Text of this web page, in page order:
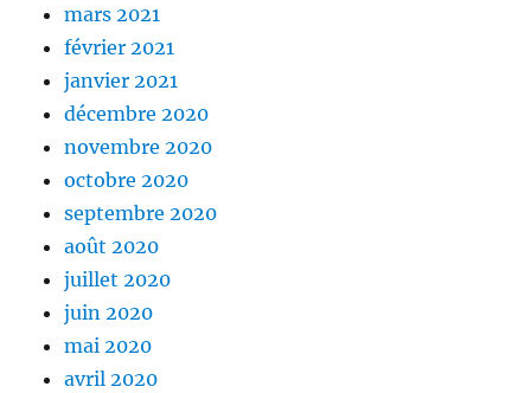
mars 2021
février 2021
janvier 2021
décembre 2020
novembre 2020
octobre 2020
septembre 2020
août 2020
juillet 2020
juin 2020
mai 2020
avril 2020